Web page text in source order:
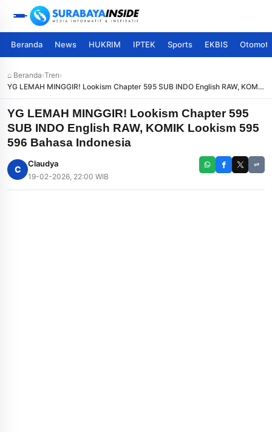
Beranda News HUKRIM IPTEK Sports EKBIS
⌂ Beranda›Tren›
YG LEMAH MINGGIR! Lookism Chapter 595 SUB INDO English RAW, KOMIK
Lookism 595 596 Bahasa Indonesia
YG LEMAH MINGGIR! Lookism Chapter 595
SUB INDO English RAW, KOMIK Lookism 595
596 Bahasa Indonesia
C
Claudya
19-02-2026, 22:00 WIB